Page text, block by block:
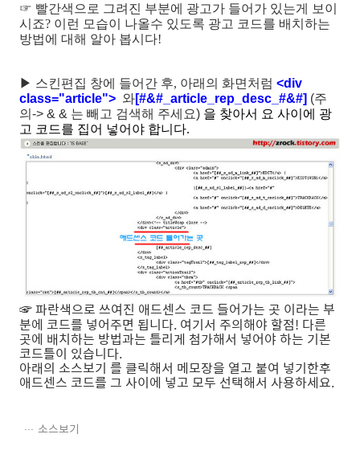
☞ 빨간색으로 그려진 부분에 광고가 들어가 있는게 보이
시죠? 이런 모습이 나올수 있도록 광고 코드를 배치하는
방법에 대해 알아 봅시다!
▶ 스킨편집 창에 들어간 후, 아래의 화면처럼 <div
class="article"> 와[#&#_article_rep_desc_#&#] (주
의-> & & 는 빼고 검색해 주세요) 을 찾아서 요 사이에 광
고 코드를 집어 넣어야 합니다.
☞ 파란색으로 쓰여진 애드센스 코드 들어가는 곳 이라는 부
분에 코드를 넣어주면 됩니다. 여기서 주의해야 할점! 다른
곳에 배치하는 방법과는 틀리게 첨가해서 넣어야 하는 기본
코드틀이 있습니다.
아래의 소스보기 를 클릭해서 메모장을 열고 붙여 넣기한후
애드센스 코드를 그 사이에 넣고 모두 선택해서 사용하세요.
소스보기